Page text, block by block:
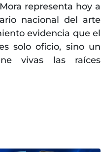
representa hoy a
nacional del arte
evidencia que el
solo oficio, sino un
vivas las raíces